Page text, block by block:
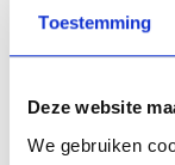
Toestemming
Deze website
We gebruiken
De jongeren
beschermd
wereld. Met